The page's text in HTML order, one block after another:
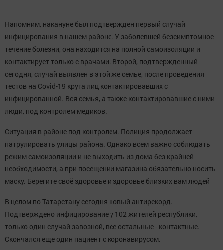
Напомним, накануне был подтвержден первый случай
инфицирования в нашем районе. У заболевшей безсимптомное
течение болезни, она находится на полной самоизоляции и
контактирует только с врачами. Второй, подтвержденный
сегодня, случай выявлен в этой же семье, после проведения
тестов на Covid-19 круга лиц контактировавших с
инфицированной. Вся семья, а также контактировавшие с ними
люди, под контролем медиков.
Ситуация в районе под контролем. Полиция продолжает
патрулировать улицы района. Однако всем важно соблюдать
режим самоизоляции и не выходить из дома без крайней
необходимости, а при посещении магазина обязательно носить
маску. Берегите своё здоровье и здоровье близких вам людей
В целом по Татарстану сегодня новый антирекорд.
Подтверждено инфицирование у 102 жителей республики,
только один случай завозной, все остальные - контактные.
Скончался еще один пациент с коронавирусом.